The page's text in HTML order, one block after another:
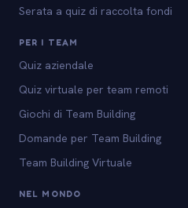
Serata a quiz di raccolta fondi
PER I TEAM
Quiz aziendale
Quiz virtuale per team remoti
Giochi di Team Building
Domande per Team Building
Team Building Virtuale
NEL MONDO